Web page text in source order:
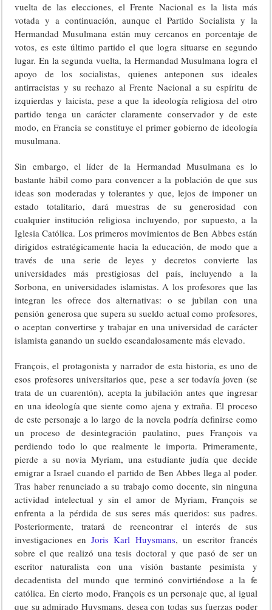
vuelta de las elecciones, el Frente Nacional es la lista más
votada y a continuación, aunque el Partido Socialista y la
Hermandad Musulmana están muy cercanos en porcentaje de
votos, es este último partido el que logra situarse en segundo
lugar. En la segunda vuelta, la Hermandad Musulmana logra el
apoyo de los socialistas, quienes anteponen sus ideales
antirracistas y su rechazo al Frente Nacional a su espíritu de
izquierdas y laicista, pese a que la ideología religiosa del otro
partido tenga un carácter claramente conservador y de este
modo, en Francia se constituye el primer gobierno de ideología
musulmana.
Sin embargo, el líder de la Hermandad Musulmana es lo
bastante hábil como para convencer a la población de que sus
ideas son moderadas y tolerantes y que, lejos de imponer un
estado totalitario, dará muestras de su generosidad con
cualquier institución religiosa incluyendo, por supuesto, a la
Iglesia Católica. Los primeros movimientos de Ben Abbes están
dirigidos estratégicamente hacia la educación, de modo que a
través de una serie de leyes y decretos convierte las
universidades más prestigiosas del país, incluyendo a la
Sorbona, en universidades islamistas. A los profesores que las
integran les ofrece dos alternativas: o se jubilan con una
pensión generosa que supera su sueldo actual como profesores,
o aceptan convertirse y trabajar en una universidad de carácter
islamista ganando un sueldo escandalosamente más elevado.
François, el protagonista y narrador de esta historia, es uno de
esos profesores universitarios que, pese a ser todavía joven (se
trata de un cuarentón), acepta la jubilación antes que ingresar
en una ideología que siente como ajena y extraña. El proceso
de este personaje a lo largo de la novela podría definirse como
un proceso de desintegración paulatino, pues François va
perdiendo todo lo que realmente le importa. Primeramente,
pierde a su novia Myriam, una estudiante judía que decide
emigrar a Israel cuando el partido de Ben Abbes llega al poder.
Tras haber renunciado a su trabajo como docente, sin ninguna
actividad intelectual y sin el amor de Myriam, François se
enfrenta a la pérdida de sus seres más queridos: sus padres.
Posteriormente, tratará de reencontrar el interés de sus
investigaciones enJoris Karl Huysmans, un escritor francés
sobre el que realizó una tesis doctoral y que pasó de ser un
escritor naturalista con una visión bastante pesimista y
decadentista del mundo que terminó convirtiéndose a la fe
católica. En cierto modo, François es un personaje que, al igual
que su admirado Huysmans, desea con todas sus fuerzas poder